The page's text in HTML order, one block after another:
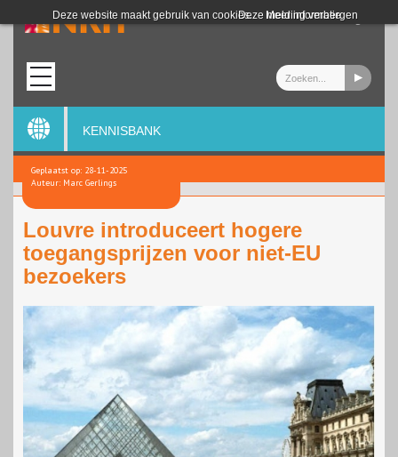
Deze website maakt gebruik van cookies. Meer informatie
Deze melding verbergen
Login
KENNISBANK
Geplaatst op: 28-11-2025
Auteur: Marc Gerlings
Louvre introduceert hogere
toegangsprijzen voor niet-EU
bezoekers